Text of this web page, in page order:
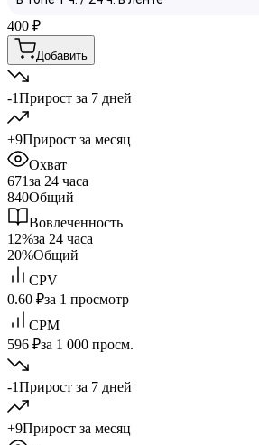
400 ₽
Добавить
-1Прирост за 7 дней
+9Прирост за месяц
Охват
671за 24 часа
840Общий
Вовлеченность
12%за 24 часа
20%Общий
CPV
0.60 ₽за 1 просмотр
CPM
596 ₽за 1 000 просм.
-1Прирост за 7 дней
+9Прирост за месяц